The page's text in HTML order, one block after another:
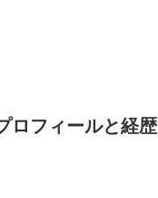
ロフィールと経歴